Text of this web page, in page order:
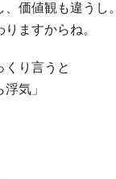
価値観も違うし。
ますからね。
くり言うと
気」